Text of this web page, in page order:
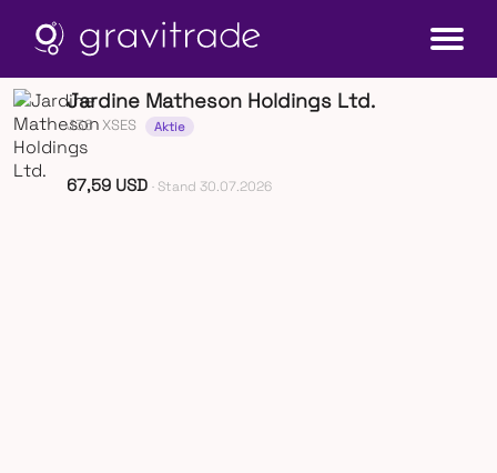
Jardine Matheson Holdings Ltd.
J36· XSES Aktie
67,59 USD · Stand 30.07.2026